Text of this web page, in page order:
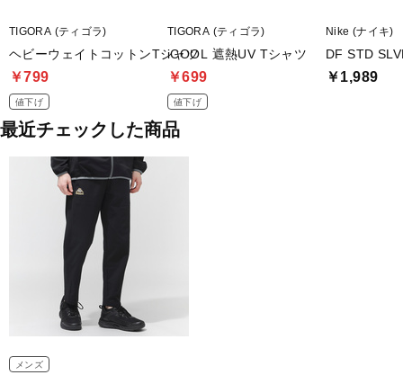
TIGORA (ティゴラ)
ヘビーウェイトコットンTシャツ
￥799
値下げ
TIGORA (ティゴラ)
iCOOL 遮熱UV Tシャツ
￥699
値下げ
Nike (ナイキ)
DF STD
￥1,989
最近チェックした商品
メンズ